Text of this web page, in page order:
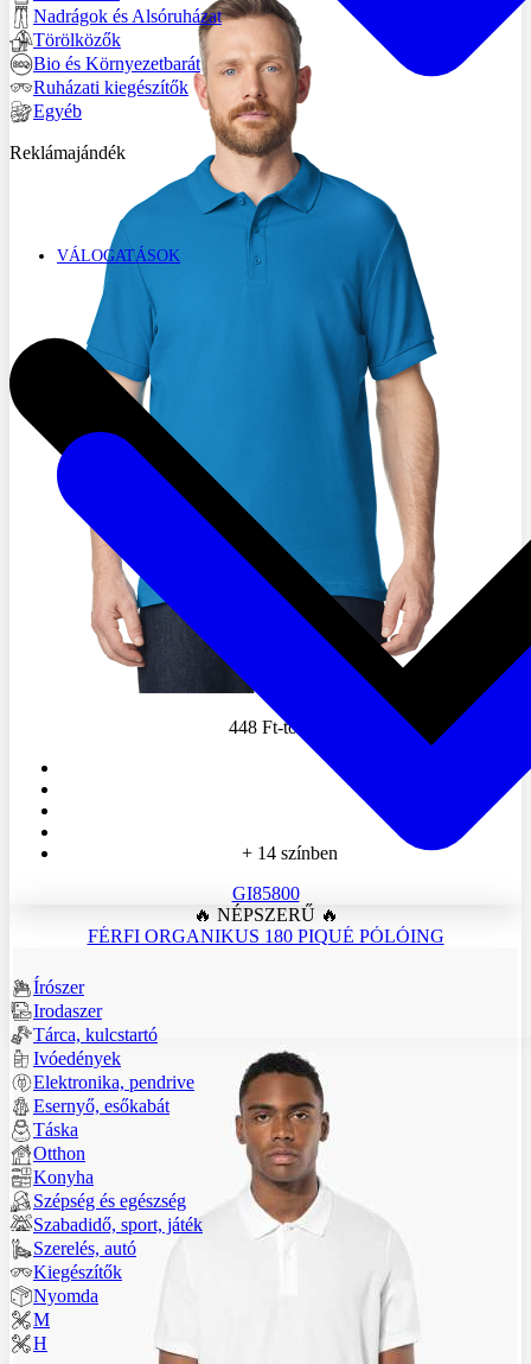
VÁLOGATÁSOK
Nadrágok és Alsóruházat
Törölközők
Bio és Környezetbarát
Ruházati kiegészítők
Egyéb
Reklámajándék
Írószer
Irodaszer
Tárca, kulcstartó
Ivóedények
Elektronika, pendrive
Esernyő, esőkabát
Táska
Otthon
Konyha
Szépség és egészség
Szabadidő, sport, játék
Szerelés, autó
Kiegészítők
Nyomda
M
H
448 Ft-tól
+ 14 színben
GI85800
🔥 NÉPSZERŰ 🔥
FÉRFI ORGANIKUS 180 PIQUÉ PÓLÓING